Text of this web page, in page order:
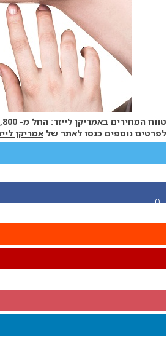
טווח המחירים באמריקן לייזר: החל מ- 1,800 ₪, נמכר כחבילה הכוללת גם קרם טיפולי.
לפרטים נוספים כנסו לאתר של אמריקן
0